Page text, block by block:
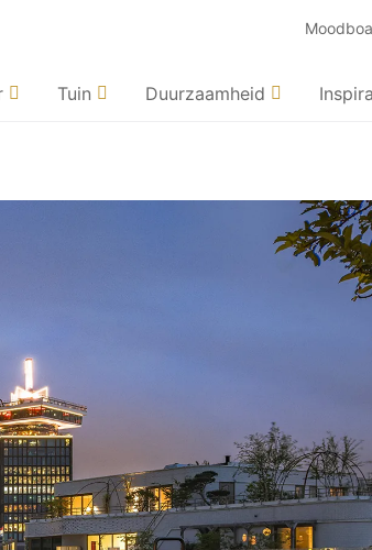
Tuin Duurzaamheid